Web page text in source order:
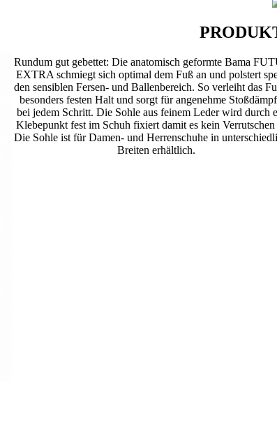
Rundum gut gebettet: Die anatomisch geformte Bama
EXTRA schmiegt sich optimal dem Fuß an und polstert
den sensiblen Fersen- und Ballenbereich. So verleiht das
besonders festen Halt und sorgt für angenehme
bei jedem Schritt. Die Sohle aus feinem Leder wird durch
Klebepunkt fest im Schuh fixiert damit es kein
Die Sohle ist für Damen- und Herrenschuhe in
Breiten erhältlich.